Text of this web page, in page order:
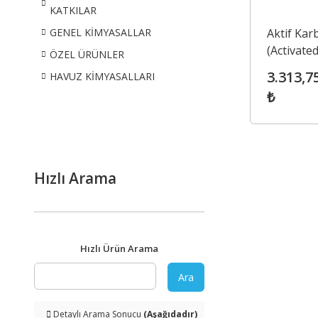
KATKILAR
GENEL KİMYASALLAR
ÖZEL ÜRÜNLER
HAVUZ KİMYASALLARI
Hızlı Arama
Hızlı Ürün Arama
Ara
Detaylı Arama Sonucu (Aşağıdadır)
Aktif
(Activated
Powder)
₺